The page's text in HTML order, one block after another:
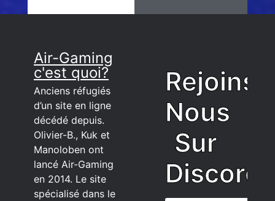
Air-Gaming
c'est quoi?
Anciens réfugiés
d’un site en ligne
décédé depuis.
Olivier-B., Kuk et
Manoloben ont
lancé Air-Gaming
en 2014. Le site
spécialisé dans le
Rejoins
Nous
Sur
Discord